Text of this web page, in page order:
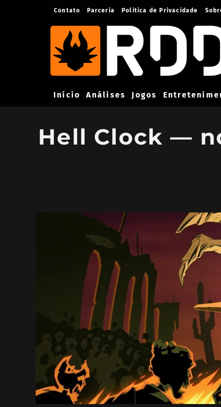
Contato Parceria Politica de Privacidade
Início Análises Jogos
Hell Clock —